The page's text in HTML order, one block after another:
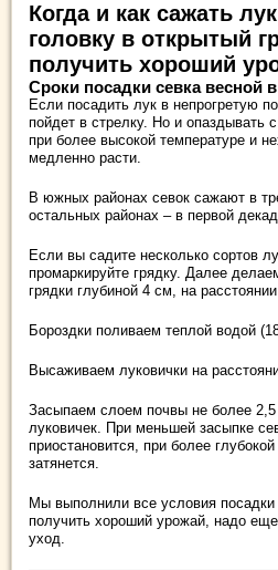
Когда и как сажать
головку в открытый
получить хороший
Сроки посадки севка весной
Если посадить лук в непрогретую
пойдет в стрелку. Но и опаздывать
при более высокой температуре и
медленно расти.
В южных районах севок сажают в
остальных районах – в первой
Если вы садите несколько сортов
промаркируйте грядку. Далее
грядки глубиной 4 см, на
Бороздки поливаем теплой водой
Высаживаем луковички на
Засыпаем слоем почвы не более
луковичек. При меньшей засыпке
приостановится, при более
затянется.
Мы выполнили все условия посадки
получить хороший урожай, надо
уход.